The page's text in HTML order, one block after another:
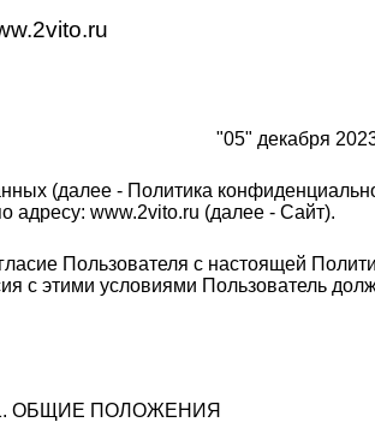
"05" декабря 2023
(далее - Политика
адресу: www.2vito.ru (далее - Сайт).
Пользователя с настоящей
с этими условиями Пользователь
ОБЩИЕ ПОЛОЖЕНИЯ